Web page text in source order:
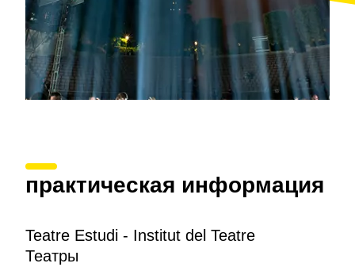
практическая информация
Teatre Estudi - Institut del Teatre
Театры